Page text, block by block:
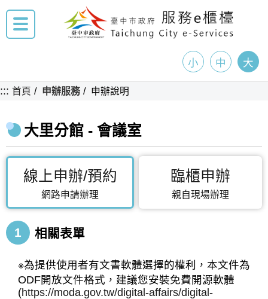
小 中 大
::: 首頁 申辦服務 申辦說明
大里分館 - 會議室
線上申辦/預約
網路申請辦理
臨櫃申辦
親自現場辦理
1 相關表單
※為提供使用者有文書軟體選擇的權利，本文件為
ODF開放文件格式，建議您安裝免費開源軟體
(https://moda.gov.tw/digital-affairs/digital-